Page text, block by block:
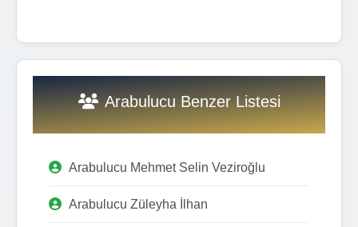
Arabulucu Benzer Listesi
Arabulucu Mehmet Selin Veziroğlu
Arabulucu Züleyha İlhan